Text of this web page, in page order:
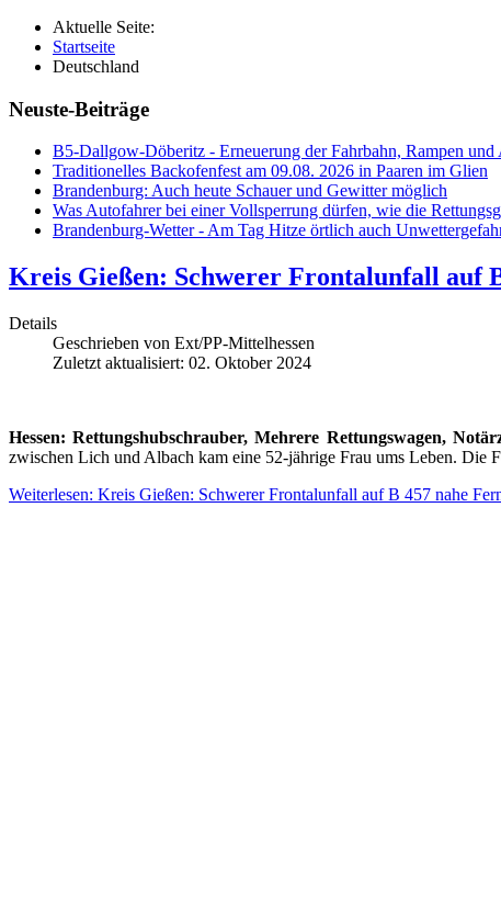
Aktuelle Seite:
Startseite
Deutschland
Neuste-Beiträge
B5-Dallgow-Döberitz - Erneuerung der Fahrbahn, Rampen und
Traditionelles Backofenfest am 09.08. 2026 in Paaren im Glien
Brandenburg: Auch heute Schauer und Gewitter möglich
Was Autofahrer bei einer Vollsperrung dürfen, wie die
Brandenburg-Wetter - Am Tag Hitze örtlich auch
Kreis Gießen: Schwerer Frontalunfall auf
Details
Geschrieben von Ext/PP-Mittelhessen
Zuletzt aktualisiert: 02. Oktober 2024
Hessen: Rettungshubschrauber, Mehrere Rettungswagen,
zwischen Lich und Albach kam eine 52-jährige Frau ums Leben. Die
Weiterlesen: Kreis Gießen: Schwerer Frontalunfall auf B 457 nahe